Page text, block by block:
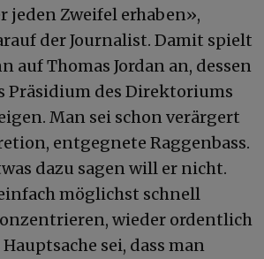
jeden Zweifel erhaben»,
der Journalist. Damit spielt
auf Thomas Jordan an, dessen
Präsidium des Direktoriums
Man sei schon verärgert
entgegnete Raggenbass.
dazu sagen will er nicht.
möglichst schnell
wieder ordentlich
sei, dass man